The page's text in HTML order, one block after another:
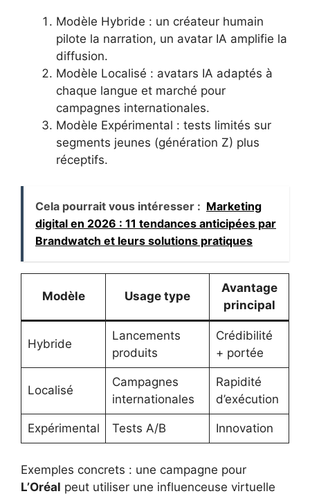
Modèle Hybride : un créateur humain
pilote la narration, un avatar IA amplifie la
diffusion.
Modèle Localisé : avatars IA adaptés à
chaque langue et marché pour
campagnes internationales.
Modèle Expérimental : tests limités sur
segments jeunes (génération Z) plus
réceptifs.
Cela pourrait vous intéresser : Marketing
digital en 2026 : 11 tendances anticipées par
Brandwatch et leurs solutions pratiques
Modèle Usage type
Avantage
principal
Hybride
Lancements
produits
Crédibilité
+ portée
Localisé
Campagnes
internationales
Rapidité
d’exécution
Expérimental Tests A/B Innovation
Exemples concrets : une campagne pour
L’Oréal peut utiliser une influenceuse virtuelle